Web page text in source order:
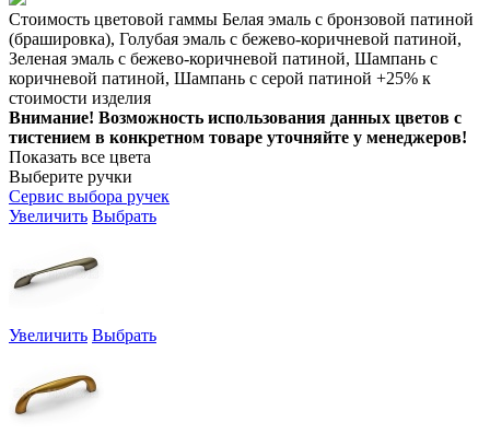
Стоимость цветовой гаммы Белая эмаль с бронзовой патиной
(брашировка), Голубая эмаль с бежево-коричневой патиной,
Зеленая эмаль с бежево-коричневой патиной, Шампань с
коричневой патиной, Шампань с серой патиной +25% к
стоимости изделия
Внимание! Возможность использования данных цветов с
тистением в конкретном товаре уточняйте у менеджеров!
Показать все цвета
Выберите ручки
Сервис выбора ручек
Увеличить Выбрать
Увеличить Выбрать